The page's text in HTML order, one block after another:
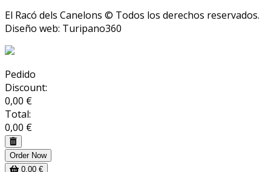
El Racó dels Canelons © Todos los derechos reservados.
Diseño web: Turipano360
Pedido
Discount:
0,00 €
Total:
0,00 €
Order Now
0,00 €